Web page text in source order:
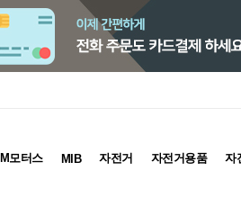
M모터스 MIB 자전거 자전거용품 자